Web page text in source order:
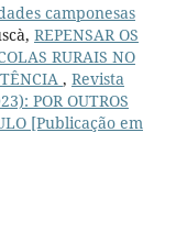
camponesas
REPENSAR OS
RURAIS NO
, Revista
POR OUTROS
[Publicação em